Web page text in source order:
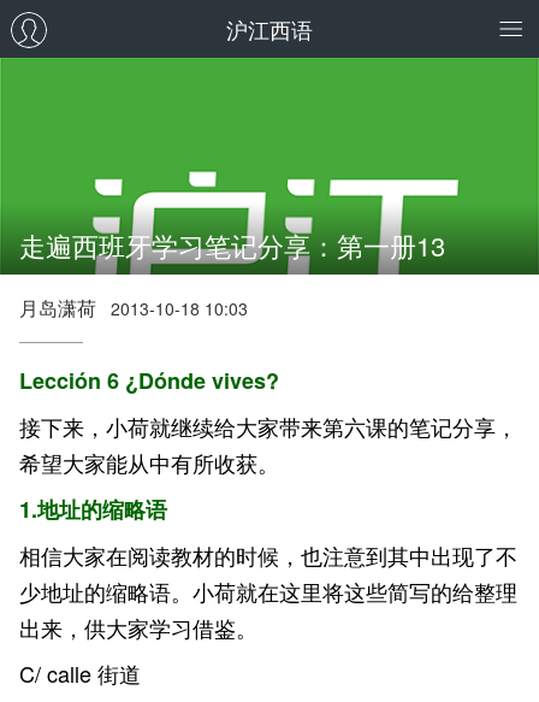
沪江西语
走遍西班牙学习笔记分享：第一册13
月岛潇荷 2013-10-18 10:03
Lección 6 ¿Dónde vives?
接下来，小荷就继续给大家带来第六课的笔记分享，
希望大家能从中有所收获。
1.地址的缩略语
相信大家在阅读教材的时候，也注意到其中出现了不
少地址的缩略语。小荷就在这里将这些简写的给整理
出来，供大家学习借鉴。
C/ calle 街道